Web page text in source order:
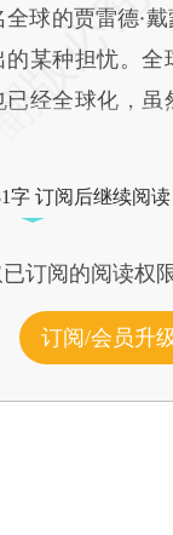
全球的贾雷德·
的某种担忧。
已经全球化，虽
字 订阅后继续阅读
订阅的阅读权
订阅/会员升